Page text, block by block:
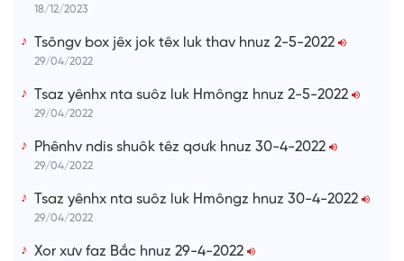
18/12/2023
Tsôngv box jêx jok têx luk thav hnuz 2-5-2022
29/04/2022
Tsaz yênhx nta suôz luk Hmôngz hnuz 2-5-2022
29/04/2022
Phênhv ndis shuôk têz qơưk hnuz 30-4-2022
29/04/2022
Tsaz yênhx nta suôz luk Hmôngz hnuz 30-4-2022
29/04/2022
Xor xưv faz Bắc hnuz 29-4-2022